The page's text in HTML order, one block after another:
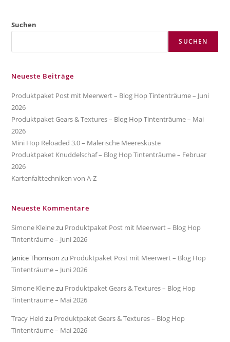
Suchen
SUCHEN
Neueste Beiträge
Produktpaket Post mit Meerwert – Blog Hop Tintenträume – Juni
2026
Produktpaket Gears & Textures – Blog Hop Tintenträume – Mai
2026
Mini Hop Reloaded 3.0 – Malerische Meeresküste
Produktpaket Knuddelschaf – Blog Hop Tintenträume – Februar
2026
Kartenfalttechniken von A-Z
Neueste Kommentare
Simone Kleinezu Produktpaket Post mit Meerwert – Blog Hop
Tintenträume – Juni 2026
Janice Thomson zu Produktpaket Post mit Meerwert – Blog Hop
Tintenträume – Juni 2026
Simone Kleinezu Produktpaket Gears & Textures – Blog Hop
Tintenträume – Mai 2026
Tracy Held zu Produktpaket Gears & Textures – Blog Hop
Tintenträume – Mai 2026